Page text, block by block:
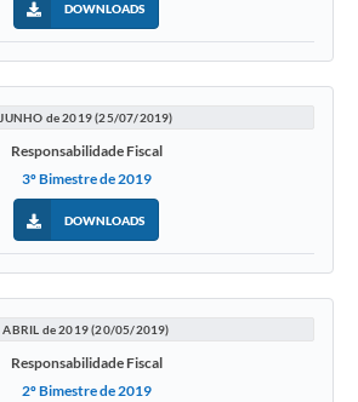
DOWNLOADS
JUNHO de 2019 (25/07/2019)
Responsabilidade Fiscal
3º Bimestre de 2019
DOWNLOADS
ABRIL de 2019 (20/05/2019)
Responsabilidade Fiscal
2º Bimestre de 2019